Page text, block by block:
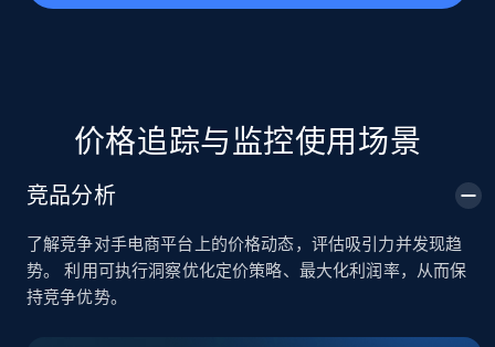
URL, Title, Available, Description, Currency, Initial
price, Final price, Discount percent, and more.
价格追踪与监控使用场景
竞品分析
了解竞争对手电商平台上的价格动态，评估吸引力并发现趋
势。 利用可执行洞察优化定价策略、最大化利润率，从而保
持竞争优势。